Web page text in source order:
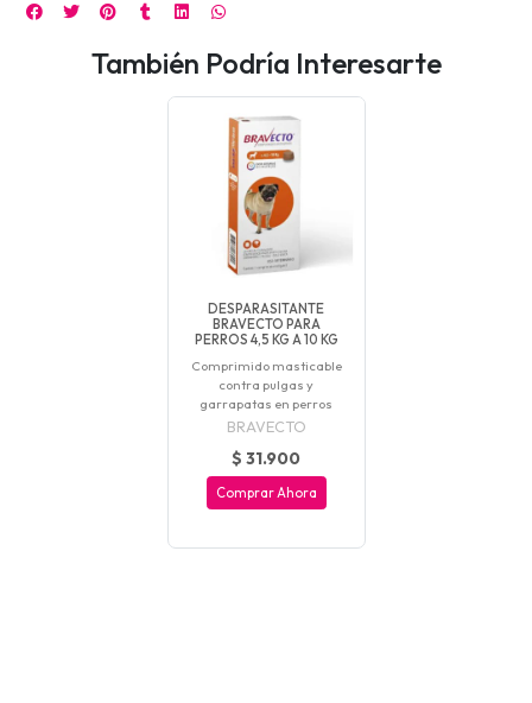
También Podría Interesarte
DESPARASITANTE
BRAVECTO PARA
PERROS 4,5 KG A 10 KG
Comprimido masticable
contra pulgas y
garrapatas en perros
BRAVECTO
$ 31.900
Comprar Ahora